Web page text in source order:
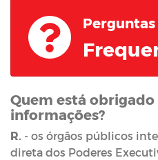
Perguntas
Quem está
informações?
R. - os órgãos públicos
direta dos Poderes